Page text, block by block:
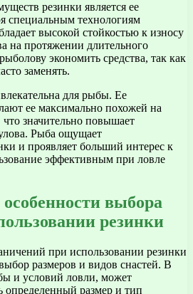
резинки является ее
специальным технологиям
высокой стойкостью к износу
на протяжении длительного
экономить средства, так как
заменять.
для рыбы. Ее
ее максимально похожей на
значительно повышает
Рыба ощущает
и проявляет больший интерес к
эффективным при ловле
выбора
резинки
при использовании резинки
размеров и видов снастей. В
и условий ловли, может
определенный размер и тип